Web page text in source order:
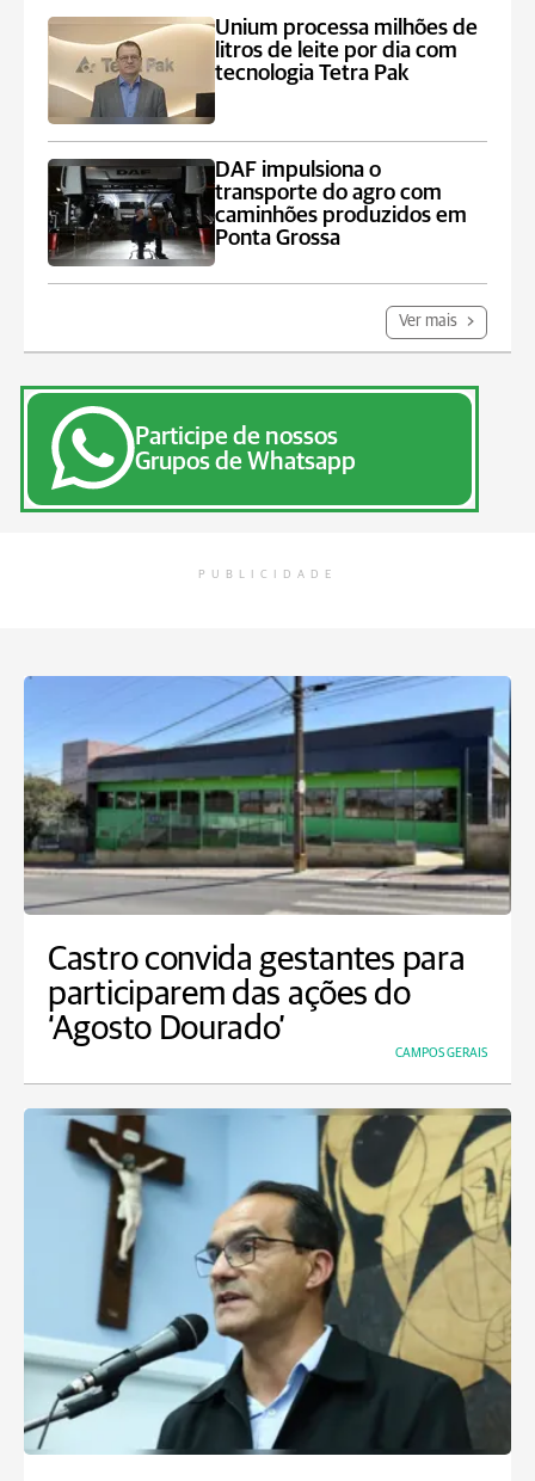
Unium processa milhões de
litros de leite por dia com
tecnologia Tetra Pak
DAF impulsiona o
transporte do agro com
caminhões produzidos em
Ponta Grossa
Ver mais
Participe de nossos
Grupos de Whatsapp
PUBLICIDADE
Castro convida gestantes para
participarem das ações do
‘Agosto Dourado’
CAMPOS GERAIS